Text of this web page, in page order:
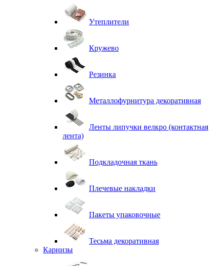
Утеплители
Кружево
Резинка
Металлофурнитура декоративная
Ленты липучки велкро (контактная
лента)
Подкладочная ткань
Плечевые накладки
Пакеты упаковочные
Тесьма декоративная
Карнизы